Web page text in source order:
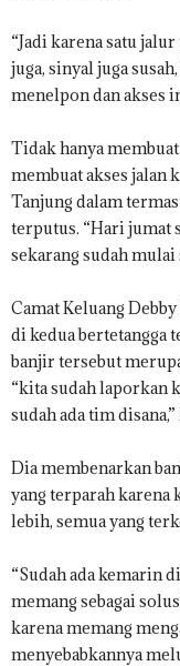
“Jadi karena satu
juga, sinyal juga
menelpon dan akses
Tidak hanya
membuat akses jalan
Tanjung dalam
terputus. “Hari jumat
sekarang sudah mulai
Camat Keluang
di kedua bertetangga
banjir tersebut
“kita sudah laporkan
sudah ada tim disana,”
Dia membenarkan
yang terparah karena
lebih, semua yang
“Sudah ada kemarin
memang sebagai
karena memang
menyebabkannya